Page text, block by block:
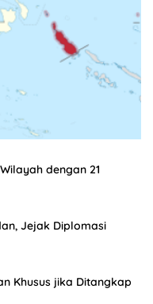
dengan 21
Jejak Diplomasi
Khusus jika Ditangkap